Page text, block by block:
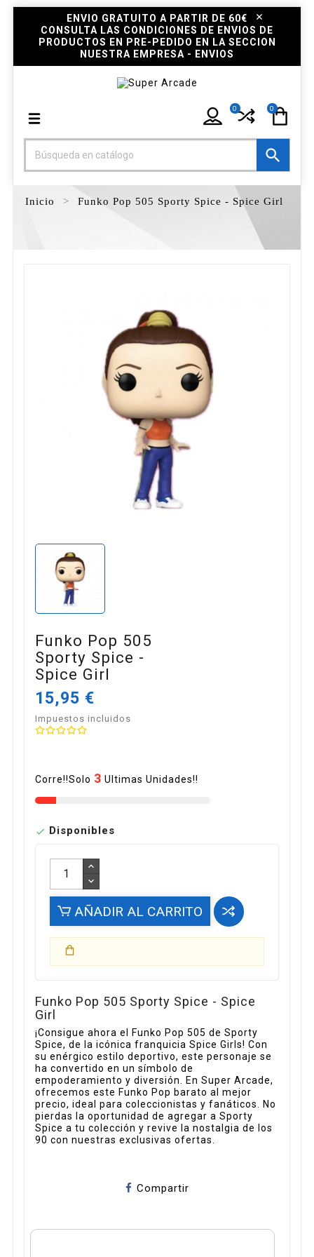
ENVIO GRATUITO A PARTIR DE 60€
CONSULTA LAS CONDICIONES DE ENVIOS DE
PRODUCTOS EN PRE-PEDIDO EN LA SECCION
NUESTRA EMPRESA - ENVIOS
0
0

Inicio Funko Pop 505 Sporty Spice - Spice Girl
Funko Pop 505
Sporty Spice -
Spice Girl
15,95 €
Impuestos incluidos
Corre!!Solo 3 Ultimas Unidades!!
 Disponibles
AÑADIR AL CARRITO
Funko Pop 505 Sporty Spice - Spice
Girl
¡Consigue ahora el Funko Pop 505 de Sporty
Spice, de la icónica franquicia Spice Girls! Con
su enérgico estilo deportivo, este personaje se
ha convertido en un símbolo de
empoderamiento y diversión. En Super Arcade,
ofrecemos este Funko Pop barato al mejor
precio, ideal para coleccionistas y fanáticos. No
pierdas la oportunidad de agregar a Sporty
Spice a tu colección y revive la nostalgia de los
90 con nuestras exclusivas ofertas.
Compartir